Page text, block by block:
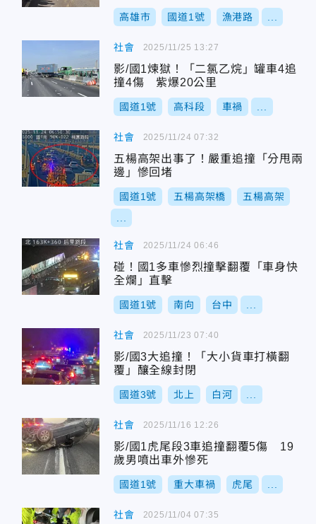
高雄市 國道1號 漁港路
社會
影/國1煉獄！「二氯乙烷」罐車4追
撞4傷 紫爆20公里
國道1號 高科段 車禍
2025/11/25 13:27
社會
五楊高架出事了！嚴重追撞「分甩兩
邊」慘回堵
國道1號 五楊高架橋 五楊高架
2025/11/24 07:32
社會
碰！國1多車慘烈撞擊翻覆「車身快
全爛」直擊
國道1號 南向 台中
2025/11/24 06:46
社會
影/國3大追撞！「大小貨車打橫翻
覆」釀全線封閉
國道3號 北上 白河
2025/11/23 07:40
社會
影/國1虎尾段3車追撞翻覆5傷 19
歲男噴出車外慘死
國道1號 重大車禍 虎尾
2025/11/16 12:26
社會 2025/11/04 07:35